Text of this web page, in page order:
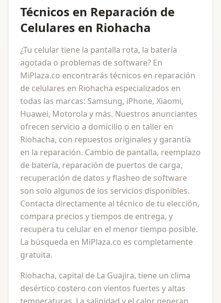
Técnicos en Reparación de
Celulares en Riohacha
¿Tu celular tiene la pantalla rota, la batería
agotada o problemas de software? En
MiPlaza.co encontrarás técnicos en reparación
de celulares en Riohacha especializados en
todas las marcas: Samsung, iPhone, Xiaomi,
Huawei, Motorola y más. Nuestros anunciantes
ofrecen servicio a domicilio o en taller en
Riohacha, con repuestos originales y garantía
en la reparación. Cambio de pantalla, reemplazo
de batería, reparación de puertos de carga,
recuperación de datos y flasheo de software
son solo algunos de los servicios disponibles.
Contacta directamente al técnico de tu elección,
compara precios y tiempos de entrega, y
recupera tu celular en el menor tiempo posible.
La búsqueda en MiPlaza.co es completamente
gratuita.
Riohacha, capital de La Guajira, tiene un clima
desértico costero con vientos fuertes y altas